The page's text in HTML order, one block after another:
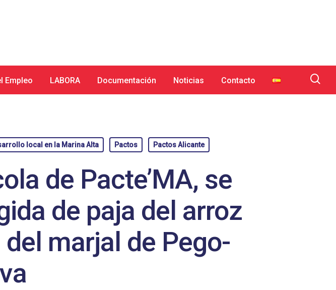
Empleo LABORA Documentación Noticias Contacto
local en la Marina Alta Pactos Pactos Alicante
de Pacte’MA, se
de paja del arroz
marjal de Pego-